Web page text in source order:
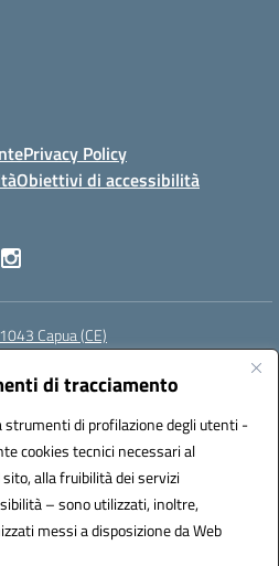
di tracciamento
di profilazione degli utenti -
cookies tecnici necessari al
alla fruibilità dei servizi
– sono utilizzati, inoltre,
messi a disposizione da Web
Privacy Policy
Obiettivi di accessibilità
Capua (CE)
cepm03000d@pec.istruzione.it
(IPA): istsc_cepm03000d
UF7IYN